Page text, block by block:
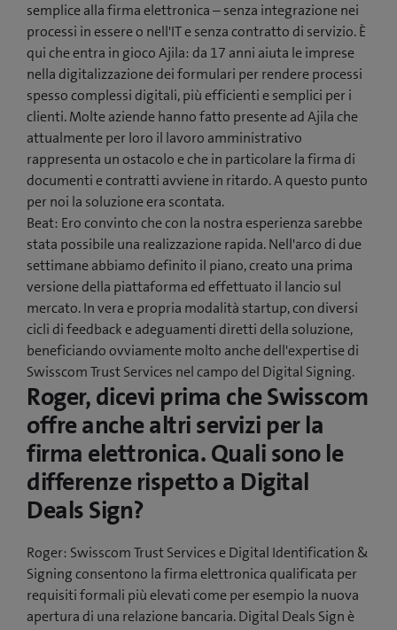
semplice alla firma elettronica – senza integrazione nei
processi in essere o nell'IT e senza contratto di servizio. È
qui che entra in gioco Ajila: da 17 anni aiuta le imprese
nella digitalizzazione dei formulari per rendere processi
spesso complessi digitali, più efficienti e semplici per i
clienti. Molte aziende hanno fatto presente ad Ajila che
attualmente per loro il lavoro amministrativo
rappresenta un ostacolo e che in particolare la firma di
documenti e contratti avviene in ritardo. A questo punto
per noi la soluzione era scontata.
Beat: Ero convinto che con la nostra esperienza sarebbe
stata possibile una realizzazione rapida. Nell'arco di due
settimane abbiamo definito il piano, creato una prima
versione della piattaforma ed effettuato il lancio sul
mercato. In vera e propria modalità startup, con diversi
cicli di feedback e adeguamenti diretti della soluzione,
beneficiando ovviamente molto anche dell'expertise di
Swisscom Trust Services nel campo del Digital Signing.
Roger, dicevi prima che Swisscom
offre anche altri servizi per la
firma elettronica. Quali sono le
differenze rispetto a Digital
Deals Sign?
Roger: Swisscom Trust Services e Digital Identification &
Signing consentono la firma elettronica qualificata per
requisiti formali più elevati come per esempio la nuova
apertura di una relazione bancaria. Digital Deals Sign è